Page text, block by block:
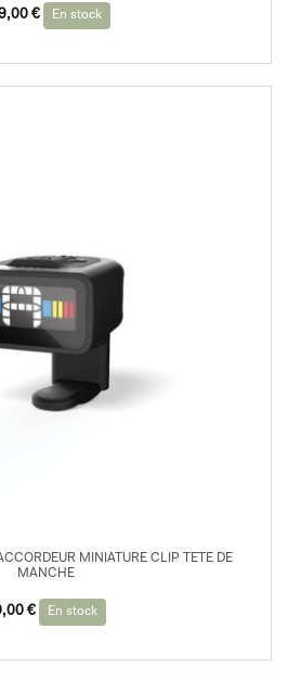
€ En stock
MINIATURE CLIP TETE DE
MANCHE
€ En stock